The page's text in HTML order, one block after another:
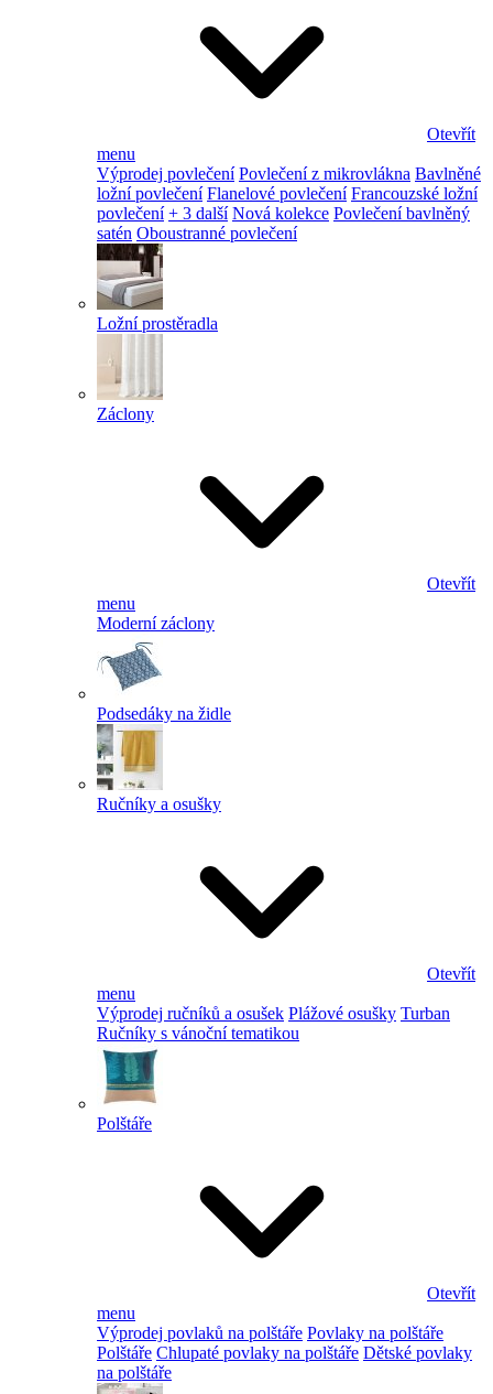
Otevřít
menu
Výprodej povlečení Povlečení z mikrovlákna Bavlněné
ložní povlečení Flanelové povlečení Francouzské ložní
povlečení + 3 další Nová kolekce Povlečení bavlněný
satén Oboustranné povlečení
Ložní prostěradla
Záclony
Otevřít
menu
Moderní záclony
Podsedáky na židle
Ručníky a osušky
Otevřít
menu
Výprodej ručníků a osušek Plážové osušky Turban
Ručníky s vánoční tematikou
Polštáře
Otevřít
menu
Výprodej povlaků na polštáře Povlaky na polštáře
Polštáře Chlupaté povlaky na polštáře Dětské povlaky
na polštáře